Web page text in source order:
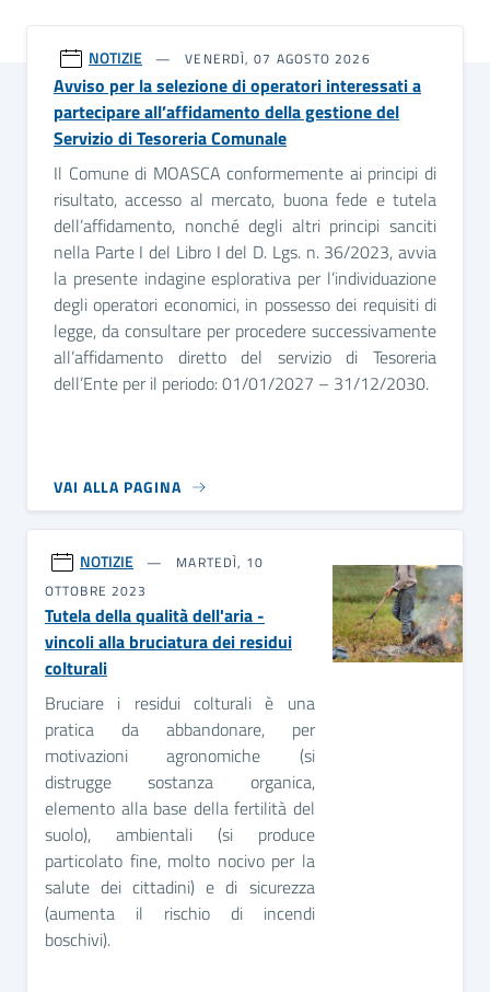
NOTIZIE VENERDÌ, 07 AGOSTO 2026
Avviso per la selezione di operatori interessati a
partecipare all’affidamento della gestione del
Servizio di Tesoreria Comunale
Il Comune di MOASCA conformemente ai principi di
risultato, accesso al mercato, buona fede e tutela
dell’affidamento, nonché degli altri principi sanciti
nella Parte I del Libro I del D. Lgs. n. 36/2023, avvia
la presente indagine esplorativa per l’individuazione
degli operatori economici, in possesso dei requisiti di
legge, da consultare per procedere successivamente
all’affidamento diretto del servizio di Tesoreria
dell’Ente per il periodo: 01/01/2027 – 31/12/2030.
VAI ALLA PAGINA
NOTIZIE
MARTEDÌ, 10
OTTOBRE 2023
Tutela della qualità dell'aria -
vincoli alla bruciatura dei residui
colturali
Bruciare i residui colturali è una
pratica da abbandonare, per
motivazioni agronomiche (si
distrugge sostanza organica,
elemento alla base della fertilità del
suolo), ambientali (si produce
particolato fine, molto nocivo per la
salute dei cittadini) e di sicurezza
(aumenta il rischio di incendi
boschivi).